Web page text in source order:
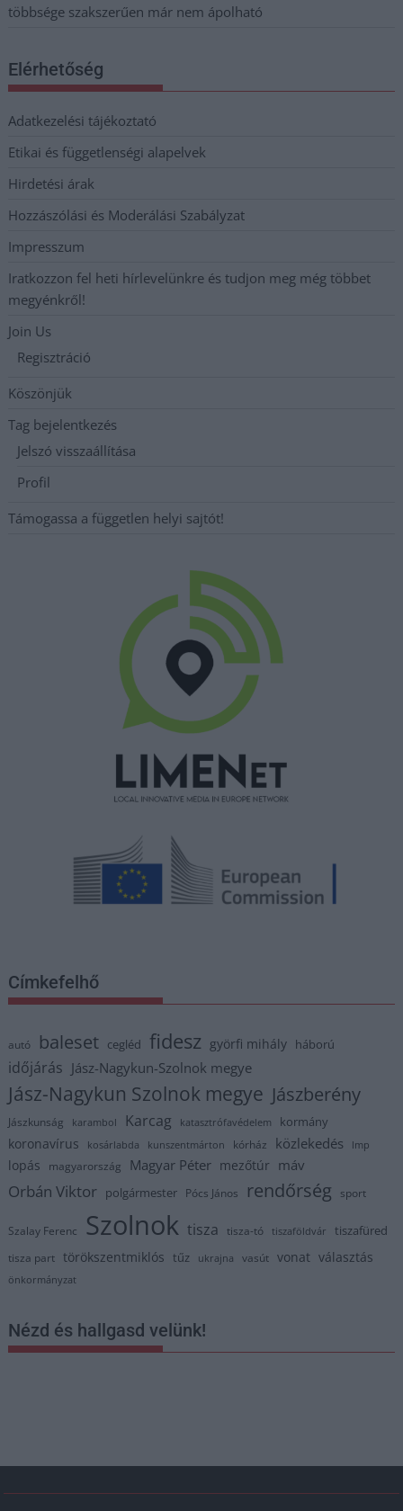
többsége szakszerűen már nem ápolható
Elérhetőség
Adatkezelési tájékoztató
Etikai és függetlenségi alapelvek
Hirdetési árak
Hozzászólási és Moderálási Szabályzat
Impresszum
Iratkozzon fel heti hírlevelünkre és tudjon meg még többet
megyénkről!
Join Us
Regisztráció
Köszönjük
Tag bejelentkezés
Jelszó visszaállítása
Profil
Támogassa a független helyi sajtót!
Címkefelhő
autó baleset cegléd fidesz györfi mihály háború
időjárás Jász-Nagykun-Szolnok megye
Jász-Nagykun Szolnok megye Jászberény
Jászkunság karambol Karcag katasztrófavédelem kormány
koronavírus kosárlabda kunszentmárton kórház közlekedés lmp
lopás magyarország Magyar Péter mezőtúr máv
Orbán Viktor polgármester Pócs János rendőrség sport
Szalay Ferenc Szolnok tisza tisza-tó tiszaföldvár tiszafüred
tisza part törökszentmiklós tűz ukrajna vasút vonat választás
önkormányzat
Nézd és hallgasd velünk!